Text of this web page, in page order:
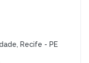
Recife - PE